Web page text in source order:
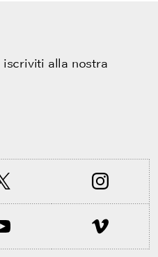
iscriviti alla nostra